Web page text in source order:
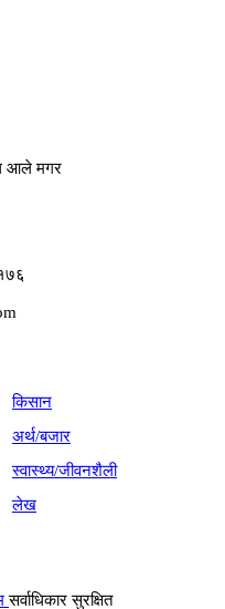
आले मगर
किसान
अर्थ/बजार
स्वास्थ्य/जीवनशैली
लेख
सर्वाधिकार सुरक्षित